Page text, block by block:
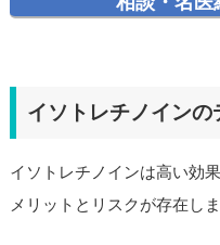
イソトレチノインの
イソトレチノインは高い効
メリットとリスクが存在しま